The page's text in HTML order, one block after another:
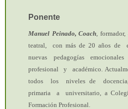
Ponente
Manuel Peinado, Coach ,
teatral, con más de 20 años de
nuevas pedagogías
profesional y académico.
todos los niveles de docencia,
primaria a universitario, a
Formación Profesional.